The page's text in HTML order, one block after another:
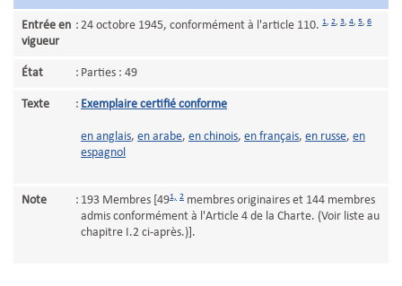
Entrée en
vigueur
: 24 octobre 1945, conformément à l'article 110. 1, 2, 3, 4, 5, 6
État : Parties : 49
Texte : Exemplaire certifié conforme
en anglais, en arabe, en chinois, en français, en russe, en
espagnol
Note : 193 Membres [491, 2 membres originaires et 144 membres
admis conformément à l'Article 4 de la Charte. (Voir liste au
chapitre I.2 ci-après.)].